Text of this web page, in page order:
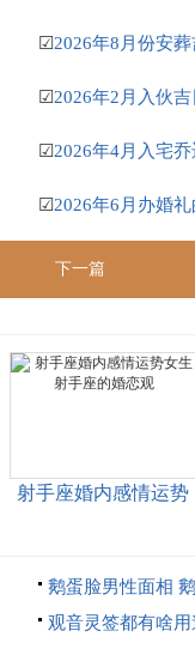
☑
☑2026年2月入伙
☑
☑2026年6月办婚
下一篇
射手座婚内感情运势
鹅蛋脸男性面相
观音灵签都有啥